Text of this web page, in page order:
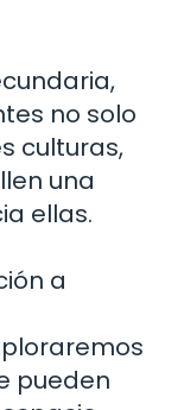
no solo
culturas,
una
ellas.
a
pueden